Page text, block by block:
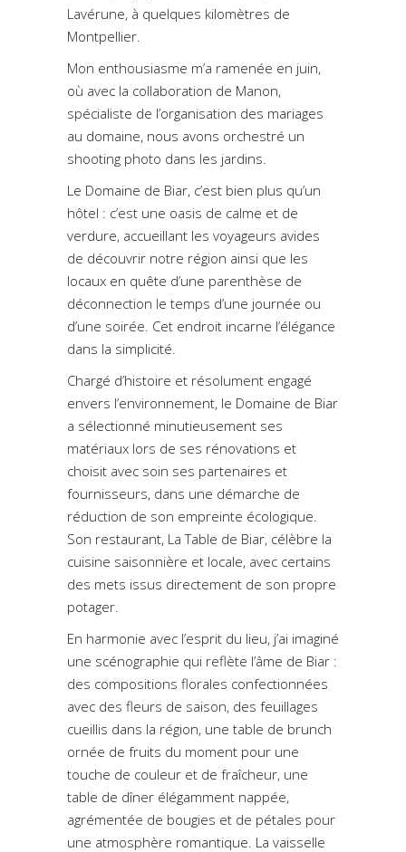
Lavérune, à quelques kilomètres de
Montpellier.
Mon enthousiasme m’a ramenée en juin,
où avec la collaboration de Manon,
spécialiste de l’organisation des mariages
au domaine, nous avons orchestré un
shooting photo dans les jardins.
Le Domaine de Biar, c’est bien plus qu’un
hôtel : c’est une oasis de calme et de
verdure, accueillant les voyageurs avides
de découvrir notre région ainsi que les
locaux en quête d’une parenthèse de
déconnection le temps d’une journée ou
d’une soirée. Cet endroit incarne l’élégance
dans la simplicité.
Chargé d’histoire et résolument engagé
envers l’environnement, le Domaine de Biar
a sélectionné minutieusement ses
matériaux lors de ses rénovations et
choisit avec soin ses partenaires et
fournisseurs, dans une démarche de
réduction de son empreinte écologique.
Son restaurant, La Table de Biar, célèbre la
cuisine saisonnière et locale, avec certains
des mets issus directement de son propre
potager.
En harmonie avec l’esprit du lieu, j’ai imaginé
une scénographie qui reflète l’âme de Biar :
des compositions florales confectionnées
avec des fleurs de saison, des feuillages
cueillis dans la région, une table de brunch
ornée de fruits du moment pour une
touche de couleur et de fraîcheur, une
table de dîner élégamment nappée,
agrémentée de bougies et de pétales pour
une atmosphère romantique. La vaisselle